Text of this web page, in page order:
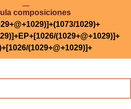
composiciones
1029)+
(1029+@+1029)]+
(1029+@+1029)]+